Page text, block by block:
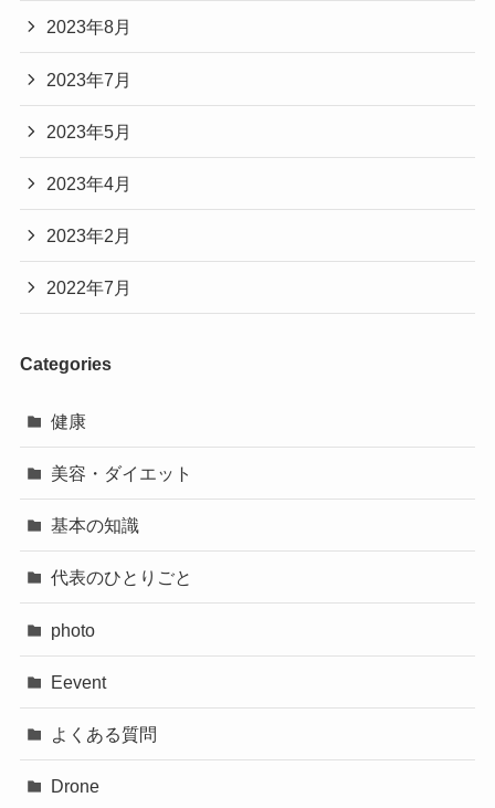
2023年8月
2023年7月
2023年5月
2023年4月
2023年2月
2022年7月
Categories
健康
美容・ダイエット
基本の知識
代表のひとりごと
photo
Eevent
よくある質問
Drone